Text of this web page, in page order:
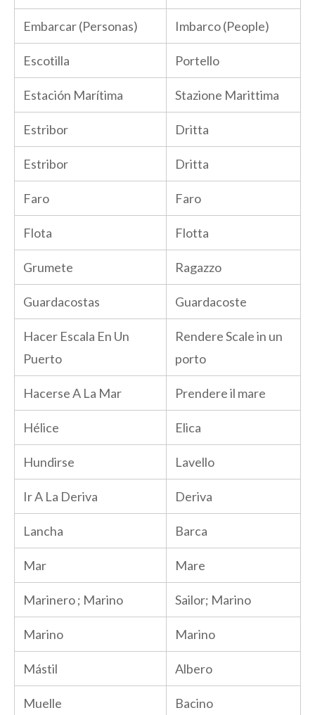
Embarcar (Personas) Imbarco (People)
Escotilla Portello
Estación Marítima Stazione Marittima
Estribor Dritta
Estribor Dritta
Faro Faro
Flota Flotta
Grumete Ragazzo
Guardacostas Guardacoste
Hacer Escala En Un
Puerto
Rendere Scale in un
porto
Hacerse A La Mar Prendere il mare
Hélice Elica
Hundirse Lavello
Ir A La Deriva Deriva
Lancha Barca
Mar Mare
Marinero ; Marino Sailor; Marino
Marino Marino
Mástil Albero
Muelle Bacino